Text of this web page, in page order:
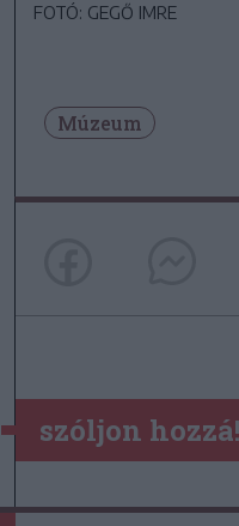
FOTÓ: GEGŐ IMRE
Múzeum
szóljon hozzá!